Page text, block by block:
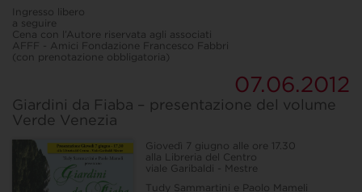
Ingresso libero
a seguire
Cena con l’Autore riservata agli associati
AFFF - Amici Fondazione Francesco Fabbri
(con prenotazione obbligatoria)
07.06.2012
Giardini da Fiaba – presentazione del volume
Verde Venezia
Giovedì 7 giugno alle ore 17.30
alla Libreria del Centro
viale Garibaldi - Mestre
Tudy Sammartini e Paolo Mameli